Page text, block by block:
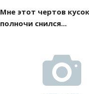
Мне этот чертов
полночи снился...